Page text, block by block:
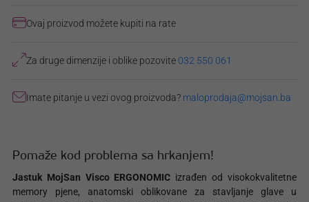
Ovaj proizvod možete kupiti na rate
Za druge dimenzije i oblike pozovite 032 550 061
Imate pitanje u vezi ovog proizvoda? maloprodaja@mojsan.ba
Pomaže kod problema sa hrkanjem!
Jastuk MojSan Visco ERGONOMIC izrađen od visokokvalitetne
memory pjene, anatomski oblikovane za stavljanje glave u